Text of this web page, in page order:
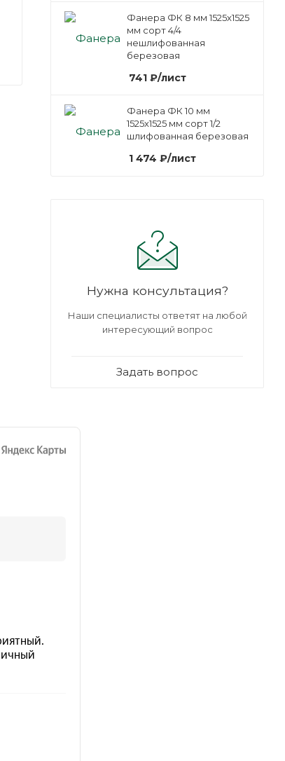
Фанера ФК 8 мм 1525х1525
мм сорт 4/4
нешлифованная
березовая
741 ₽/лист
Фанера ФК 10 мм
1525х1525 мм сорт 1/2
шлифованная березовая
1 474 ₽/лист
Нужна консультация?
Наши специалисты ответят на любой
интересующий вопрос
Задать вопрос